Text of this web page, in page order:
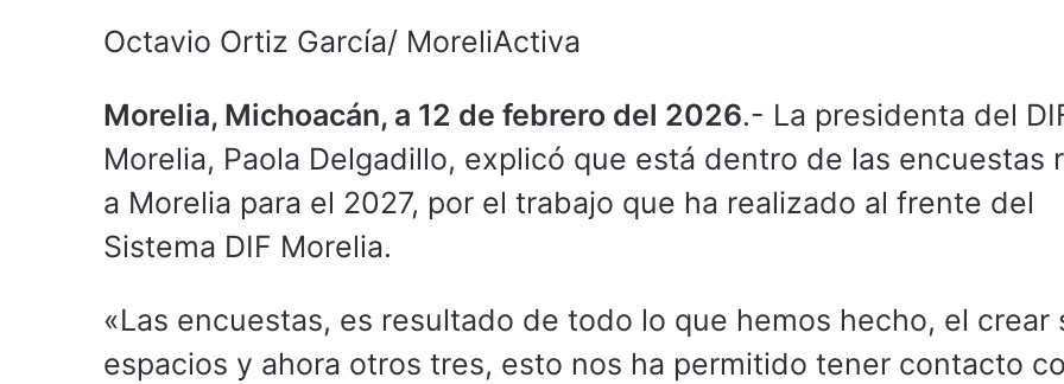
Octavio Ortiz García/ MoreliActiva
Morelia, Michoacán, a 12 de febrero del 2026.- La presidenta del
Morelia, Paola Delgadillo, explicó que está dentro de las encuestas
a Morelia para el 2027, por el trabajo que ha realizado al frente del
Sistema DIF Morelia.
«Las encuestas, es resultado de todo lo que hemos hecho, el crear
espacios y ahora otros tres, esto nos ha permitido tener contacto